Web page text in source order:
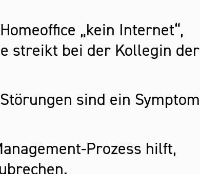
„kein Internet“,
streikt bei der Kollegin der
sind ein Symptom
Prozess hilft,